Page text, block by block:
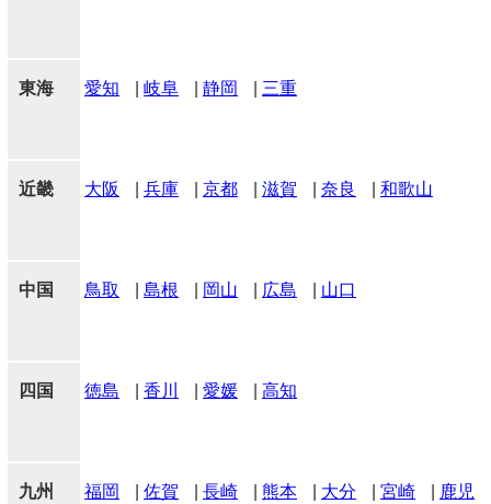
東海 愛知 岐阜 静岡 三重
近畿 大阪 兵庫 京都 滋賀 奈良 和歌山
中国 鳥取 島根 岡山 広島 山口
四国 徳島 香川 愛媛 高知
九州 福岡 佐賀 長崎 熊本 大分 宮崎 鹿児